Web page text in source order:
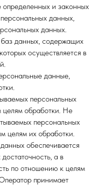
и законных
данных,
данных.
данных, содержащих
осуществляется в
данные,
персональных
целям обработки. Не
персональных
целям их обработки.
обеспечивается
а в
по отношению к целям
принимает